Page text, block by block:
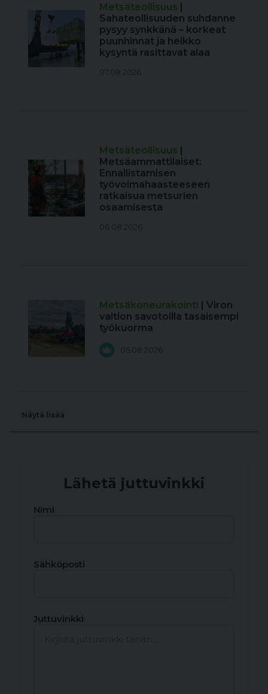
Metsäteollisuus |
Sahateollisuuden suhdanne
pysyy synkkänä – korkeat
puunhinnat ja heikko
kysyntä rasittavat alaa
07.08.2026
Metsäteollisuus |
Metsäammattilaiset:
Ennallistamisen
työvoimahaasteeseen
ratkaisua metsurien
osaamisesta
06.08.2026
Metsäkoneurakointi | Viron
valtion savotoilla tasaisempi
työkuorma
05.08.2026
Näytä lisää
Lähetä juttuvinkki
Nimi
Sähköposti
Juttuvinkki